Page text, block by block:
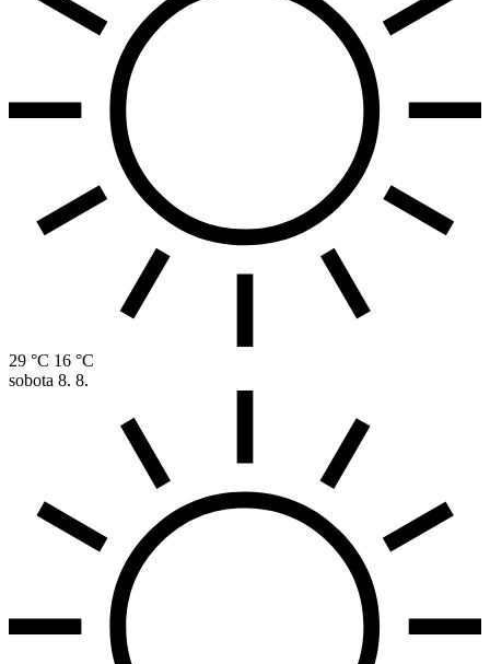
29 °C 16 °C
sobota 8. 8.